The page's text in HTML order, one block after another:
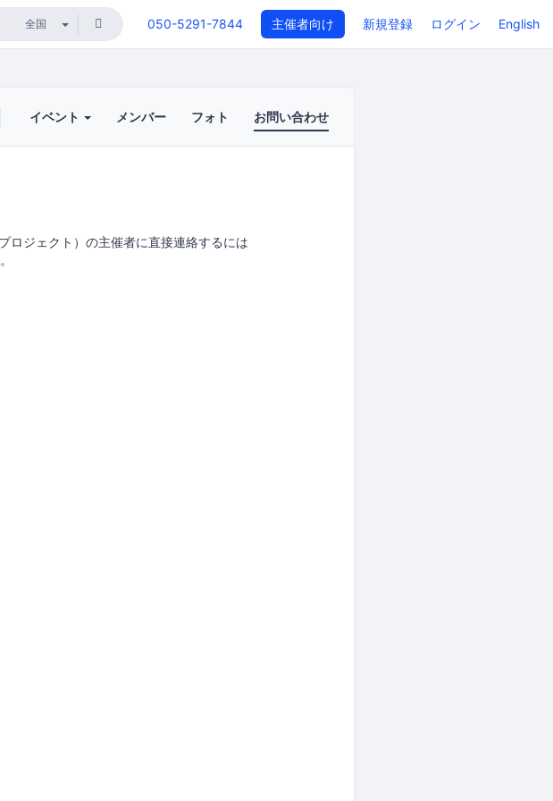
050-5291-7844 主催者向け 新規登録 ログイン English
ジェクト）
イベント メンバー フォト お問い合わせ
ロジェクト）の主催者に直接連絡するには